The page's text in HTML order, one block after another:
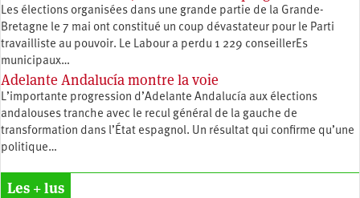
Les élections organisées dans une grande partie de la Grande-
Bretagne le 7 mai ont constitué un coup dévastateur pour le Parti
travailliste au pouvoir. Le Labour a perdu 1 229 conseillerEs
municipaux…
Adelante Andalucía montre la voie
L’importante progression d’Adelante Andalucía aux élections
andalouses tranche avec le recul général de la gauche de
transformation dans l’État espagnol. Un résultat qui confirme qu’une
politique…
Les + lus